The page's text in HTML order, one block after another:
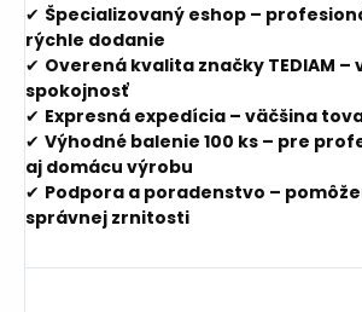
✔ Špecializovaný eshop –
rýchle dodanie
✔ Overená kvalita značky TEDIAM –
spokojnosť
✔ Expresná expedícia – väčšina
✔ Výhodné balenie 100 ks – pre
aj domácu výrobu
✔ Podpora a poradenstvo –
správnej zrnitosti